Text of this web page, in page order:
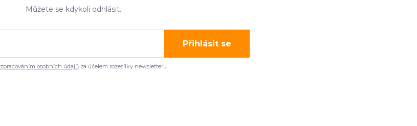
Můžete se kdykoli odhlásit.
Přihlásit se
zpracováním osobních údajůza účelem rozesílky newsletteru.